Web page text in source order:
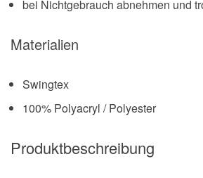
bei Nichtgebrauch abnehmen und
Materialien
Swingtex
100% Polyacryl / Polyester
Produktbeschreibung